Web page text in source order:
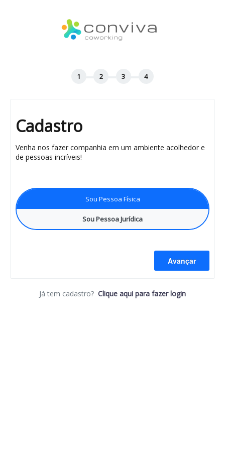
Cadastro
Venha nos fazer companhia em um ambiente acolhedor e
de pessoas incríveis!
Sou Pessoa Física
Sou Pessoa Jurídica
Avançar
Já tem cadastro? Clique aqui para fazer login